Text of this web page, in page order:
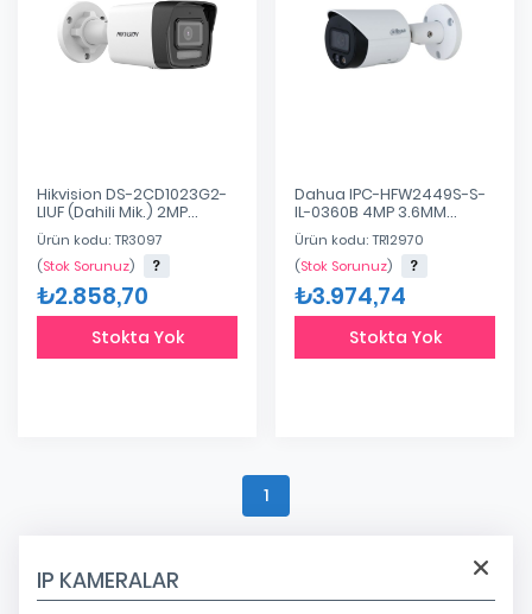
IP KAMERALAR
Hikvision DS-2CD1023G2-
LIUF (Dahili Mik.) 2MP
2.8mm AkıllıHibrit
Işık(H265+)
Ürün kodu: TR3097
(Stok Sorunuz)
₺2.858,70
Stokta Yok
Dahua IPC-HFW2449S-S-
IL-0360B 4MP 3.6MM
Fullcolor IR Bullet Dahili
Ses Poe IP Kamera
Ürün kodu: TR12970
(Stok Sorunuz)
₺3.974,74
Stokta Yok
1